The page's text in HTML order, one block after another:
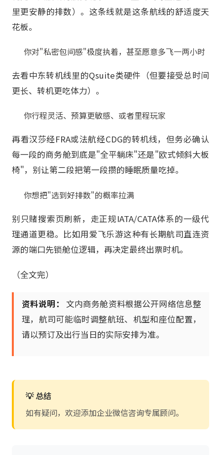
里更安静的排数）。这条线就是这条航线的舒适度天
花板。
你对"私密包间感"极度执着，甚至愿意多飞一两小时
去看中东转机线里的Qsuite类硬件（但要接受总时间
更长、转机更吃体力）。
你行程灵活、预算更敏感、或者里程玩家
再看汉莎经FRA或法航经CDG的转机线，但务必确认
每一段的商务舱到底是"全平躺床"还是"欧式倾斜大板
椅"，别让第二段把第一段攒的睡眠质量吃掉。
你想把"选到好排数"的概率拉满
别只赌搜索页刷新，走正规IATA/CATA体系的一级代
理通道更稳。比如用爱飞乐游这种有长期航司直连资
源的端口先锁舱位逻辑，再决定最终出票时机。
（全文完）
资料说明：
文内商务舱资料根据公开网络信息整
理，航司可能临时调整航班、机型和座位配置，
请以预订及出行当日的实际安排为准。
💡 总结
如有疑问，欢迎添加企业微信咨询专属顾问。